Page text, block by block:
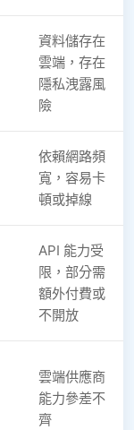
資料儲存在
雲端，存在
隱私洩露風
險
依賴網路頻
寬，容易卡
頓或掉線
API 能力受
限，部分需
額外付費或
不開放
雲端供應商
能力參差不
齊